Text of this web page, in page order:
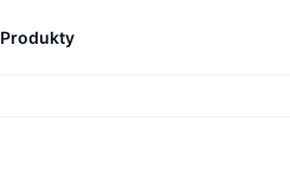
Produkty